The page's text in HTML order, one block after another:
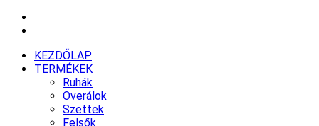
KEZDŐLAP
TERMÉKEK
Ruhák
Overálok
Szettek
Felsők